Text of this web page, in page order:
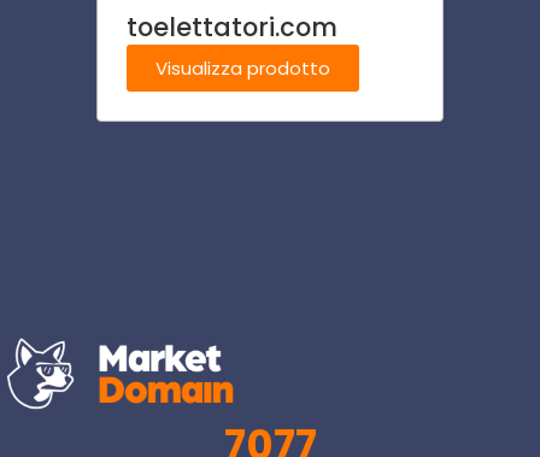
toelettatori.com
Visualizza prodotto
7077